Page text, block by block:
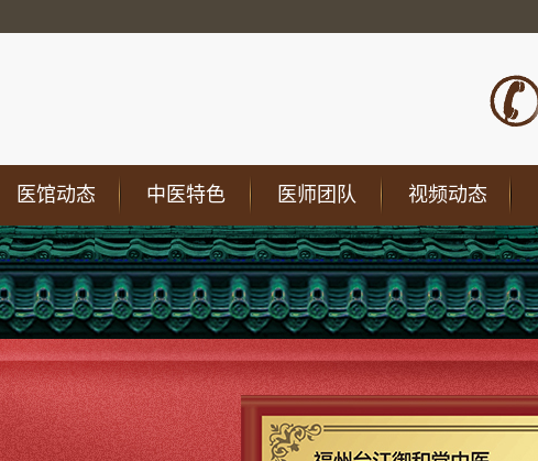
视频动态
医师团队
中医特色
医馆动态